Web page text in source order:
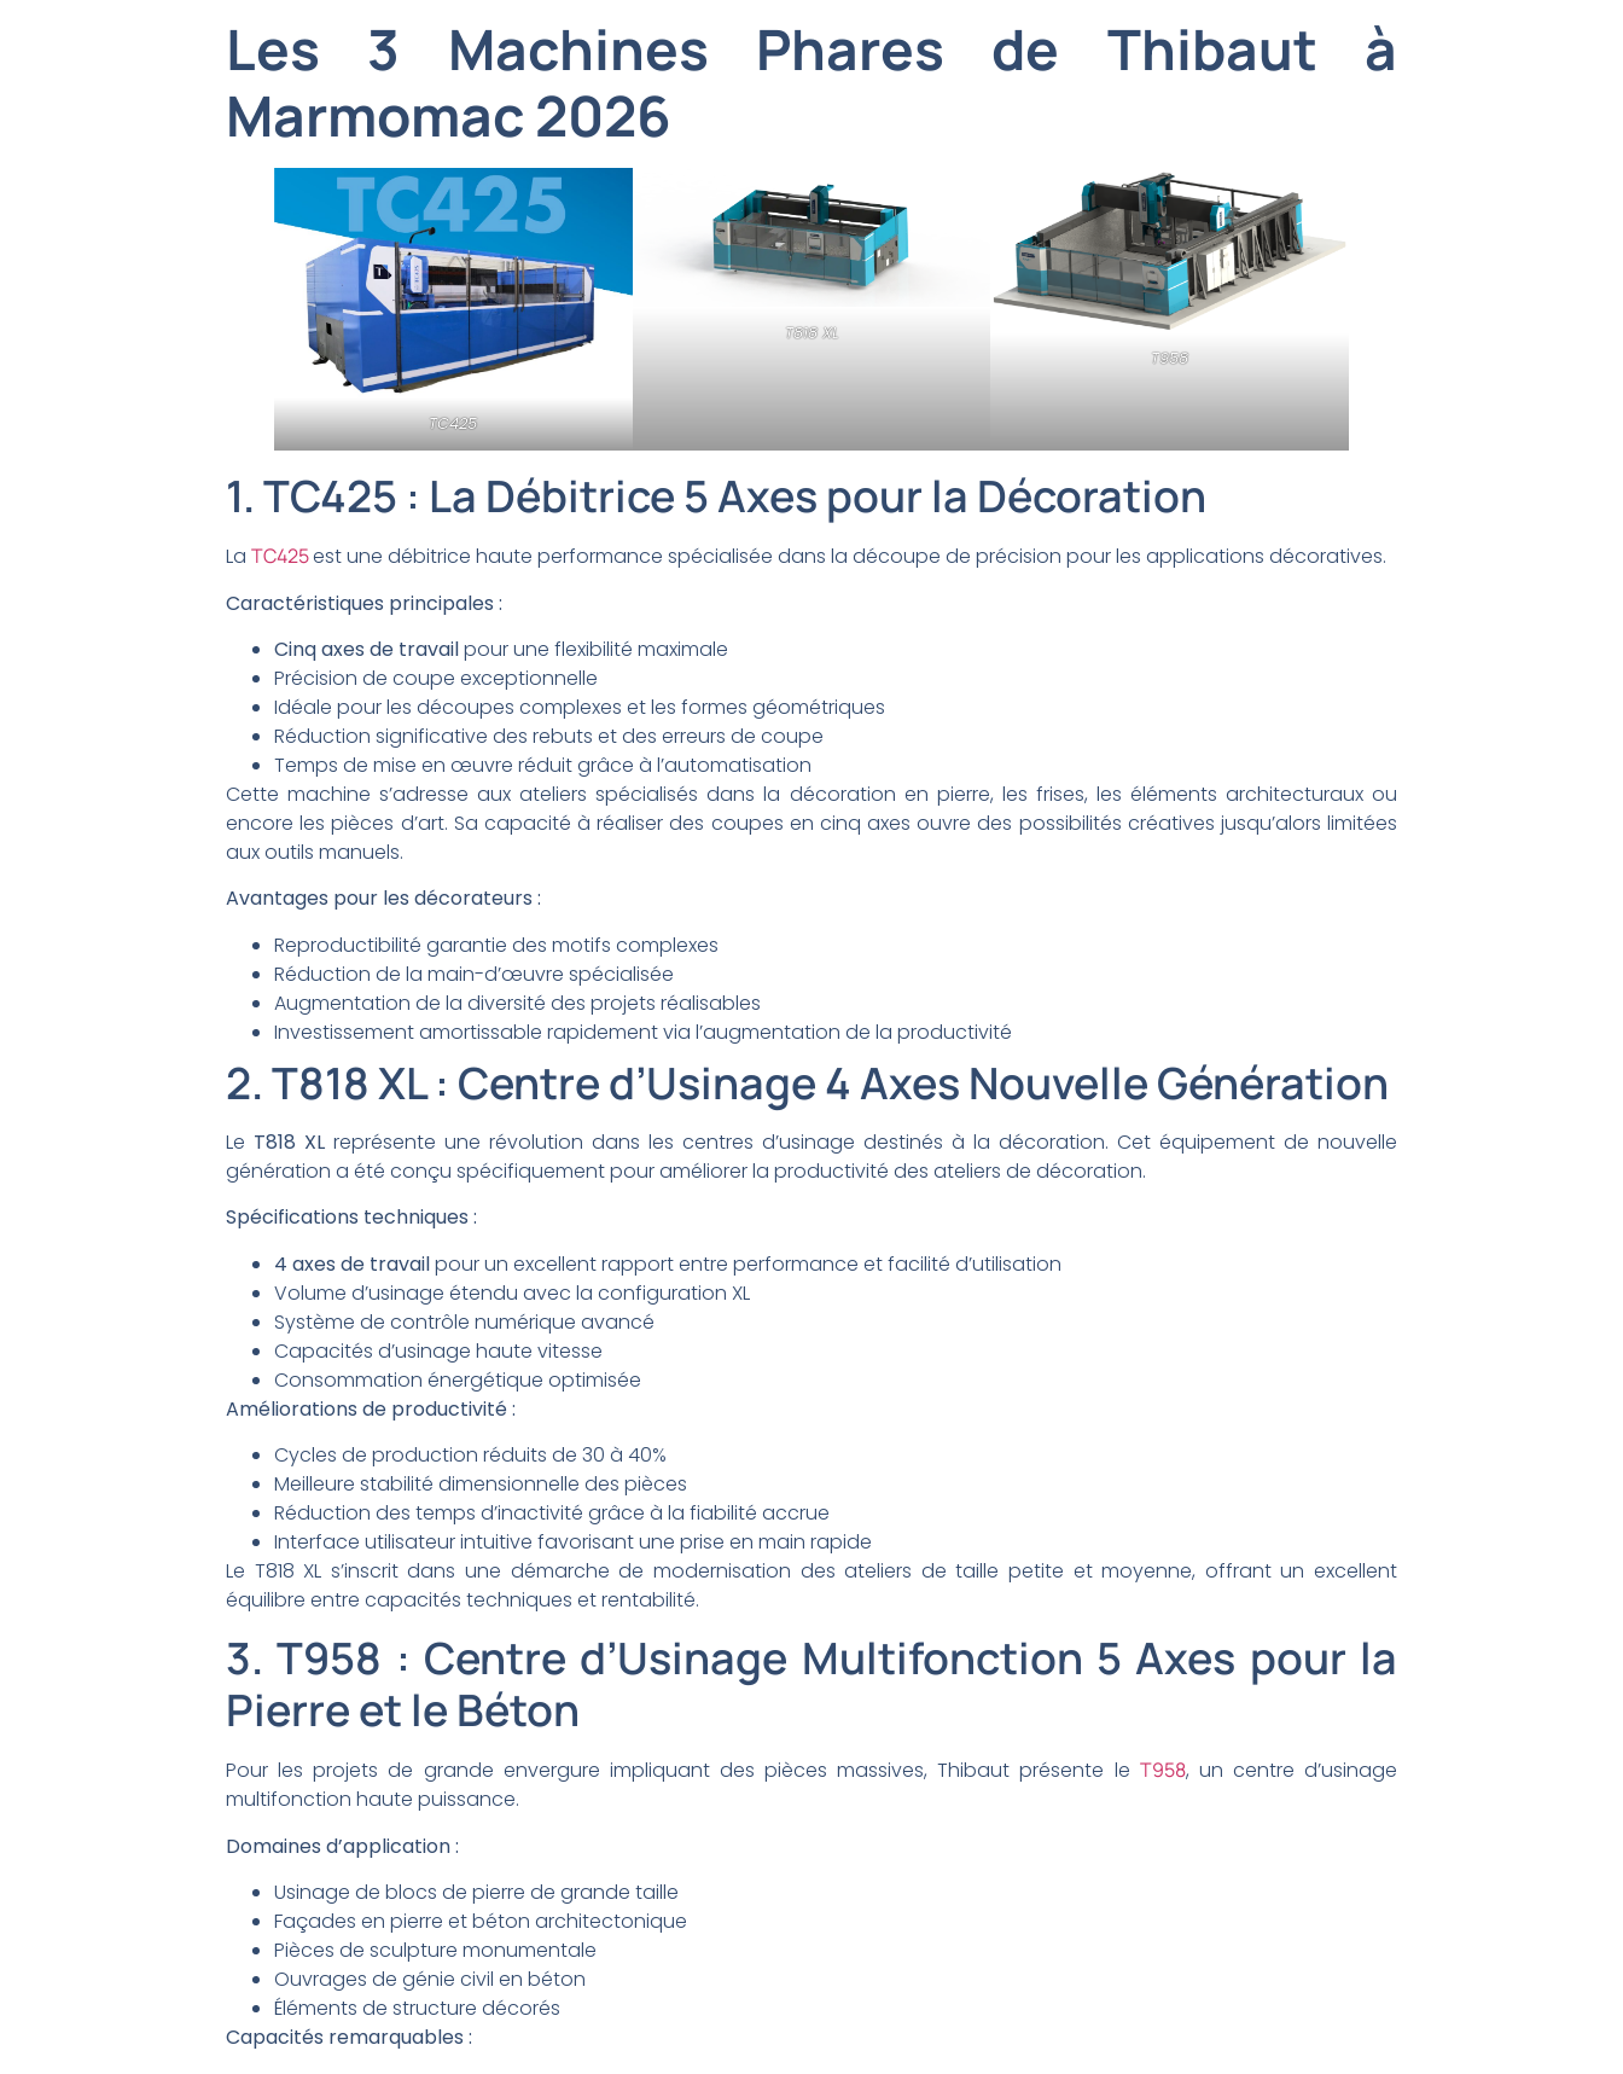
Les 3 Machines Phares de Thibaut à
Marmomac 2026
TC425
T818 XL
T958
1. TC425 : La Débitrice 5 Axes pour la Décoration
La TC425est une débitrice haute performance spécialisée dans la découpe de précision pour les applications décoratives.
Caractéristiques principales :
Cinq axes de travailpour une flexibilité maximale
Précision de coupe exceptionnelle
Idéale pour les découpes complexes et les formes géométriques
Réduction significative des rebuts et des erreurs de coupe
Temps de mise en œuvre réduit grâce à l’automatisation
Cette machine s’adresse aux ateliers spécialisés dans la décoration en pierre, les frises, les éléments architecturaux ou
encore les pièces d’art. Sa capacité à réaliser des coupes en cinq axes ouvre des possibilités créatives jusqu’alors limitées
aux outils manuels.
Avantages pour les décorateurs :
Reproductibilité garantie des motifs complexes
Réduction de la main-d’œuvre spécialisée
Augmentation de la diversité des projets réalisables
Investissement amortissable rapidement via l’augmentation de la productivité
2. T818 XL : Centre d’Usinage 4 Axes Nouvelle Génération
Le T818 XL représente une révolution dans les centres d’usinage destinés à la décoration. Cet équipement de nouvelle
génération a été conçu spécifiquement pour améliorer la productivité des ateliers de décoration.
Spécifications techniques :
4 axes de travailpour un excellent rapport entre performance et facilité d’utilisation
Volume d’usinage étendu avec la configuration XL
Système de contrôle numérique avancé
Capacités d’usinage haute vitesse
Consommation énergétique optimisée
Améliorations de productivité :
Cycles de production réduits de 30 à 40%
Meilleure stabilité dimensionnelle des pièces
Réduction des temps d’inactivité grâce à la fiabilité accrue
Interface utilisateur intuitive favorisant une prise en main rapide
Le T818 XL s’inscrit dans une démarche de modernisation des ateliers de taille petite et moyenne, offrant un excellent
équilibre entre capacités techniques et rentabilité.
3. T958 : Centre d’Usinage Multifonction 5 Axes pour la
Pierre et le Béton
Pour les projets de grande envergure impliquant des pièces massives, Thibaut présente le T958, un centre d’usinage
multifonction haute puissance.
Domaines d’application :
Usinage de blocs de pierre de grande taille
Façades en pierre et béton architectonique
Pièces de sculpture monumentale
Ouvrages de génie civil en béton
Éléments de structure décorés
Capacités remarquables :